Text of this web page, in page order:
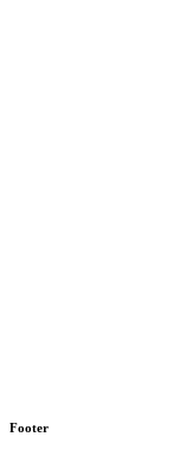
Footer